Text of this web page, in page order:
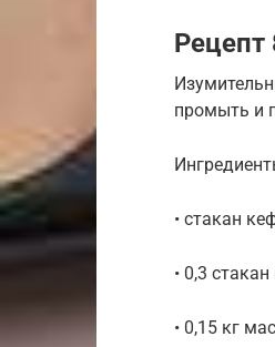
Рецепт
промыть и
• стакан
• 0,3
• 0,15 кг